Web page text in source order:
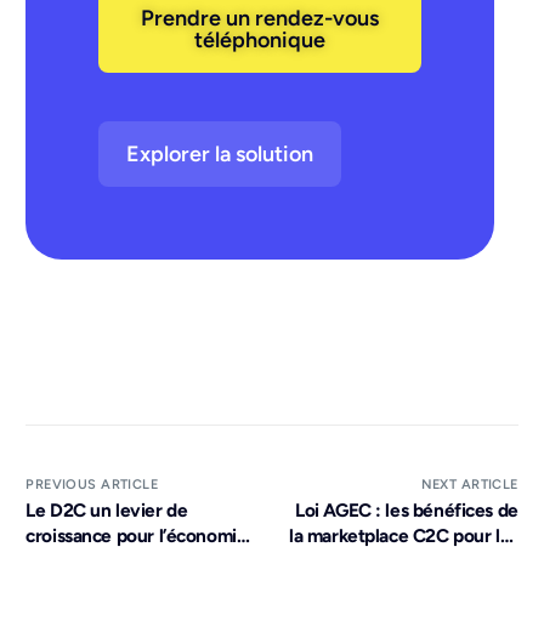
Prendre un rendez-vous
téléphonique
Explorer la solution
PREVIOUS ARTICLE
Le D2C un levier de
croissance pour l’économie
NEXT ARTICLE
Loi AGEC : les bénéfices de
la marketplace C2C pour les